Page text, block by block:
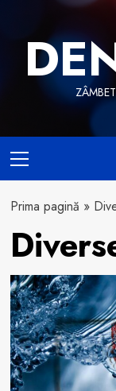
content
Menu
Prima pagină »